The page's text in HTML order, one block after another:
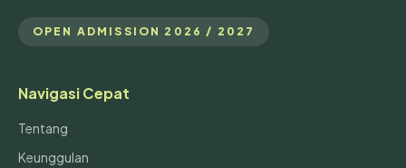
OPEN ADMISSION 2026 / 2027
Navigasi Cepat
Tentang
Keunggulan